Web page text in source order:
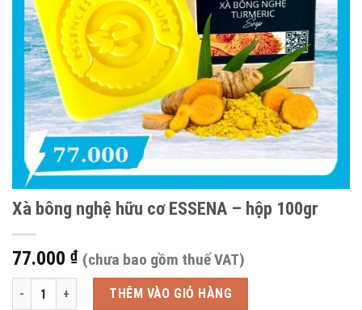
Xà bông nghệ hữu cơ ESSENA – hộp 100gr
77.000 ₫ (chưa bao gồm thuế VAT)
Xà bông nghệ hữu cơ ESSENA - hộp 100gr số lượng
THÊM VÀO GIỎ HÀNG